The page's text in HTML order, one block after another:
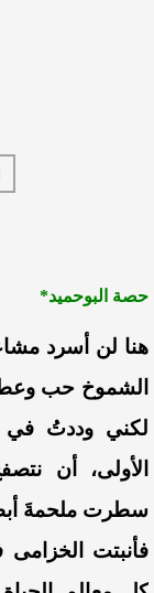
حصة البوحميد*
هنا لن أسرد
الشموخ حب
لكني وددتُ في
الأولى، أن
سطرت ملحمةَ
فأنبتت